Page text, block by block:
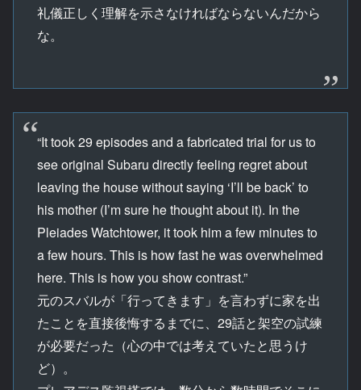
礼儀正しく理解を示さなければならないんだから
な。
“It took 29 episodes and a fabricated trial for us to
see original Subaru directly feeling regret about
leaving the house without saying ‘I’ll be back’ to
his mother (I’m sure he thought about it). In the
Pleiades Watchtower, it took him a few minutes to
a few hours. This is how fast he was overwhelmed
here. This is how you show contrast.”
元のスバルが「行ってきます」を言わずに家を出
たことを直接後悔するまでに、29話と架空の試練
が必要だった（心の中では考えていたと思うけ
ど）。